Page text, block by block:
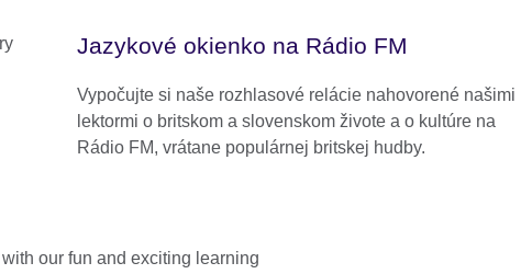
Jazykové okienko na Rádio FM
Vypočujte si naše rozhlasové relácie nahovorené našimi
lektormi o britskom a slovenskom živote a o kultúre na
Rádio FM, vrátane populárnej britskej hudby.
our fun and exciting learning